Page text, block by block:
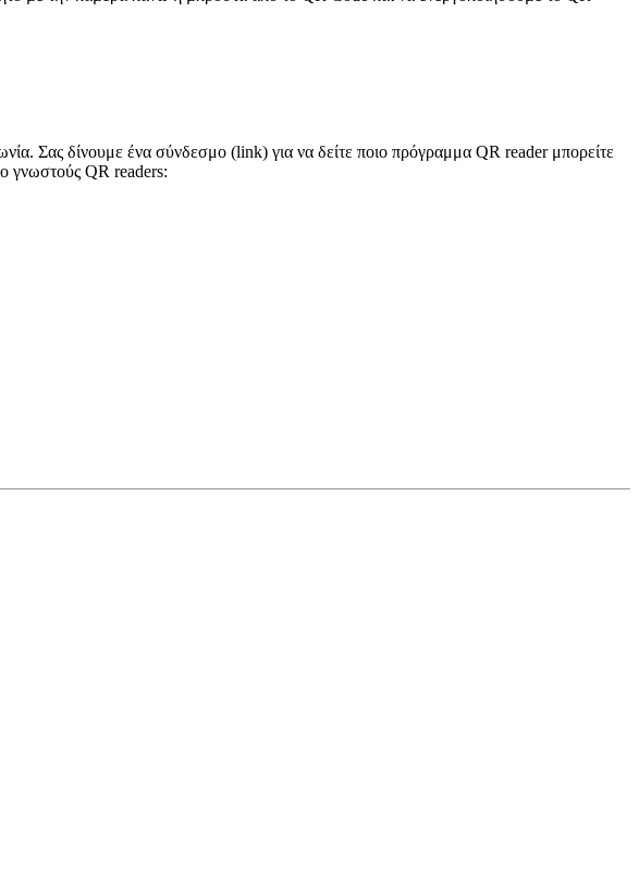
Σας δίνουμε ένα σύνδεσμο (link) για να δείτε ποιο πρόγραμμα QR reader μπορείτε
γνωστούς QR readers: